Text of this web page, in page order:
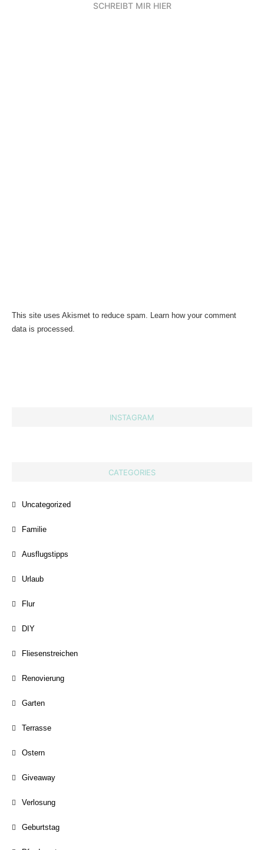
SCHREIBT MIR HIER
This site uses Akismet to reduce spam. Learn how your comment
data is processed.
INSTAGRAM
CATEGORIES
Uncategorized
Familie
Ausflugstipps
Urlaub
Flur
DIY
Fliesenstreichen
Renovierung
Garten
Terrasse
Ostern
Giveaway
Verlosung
Geburtstag